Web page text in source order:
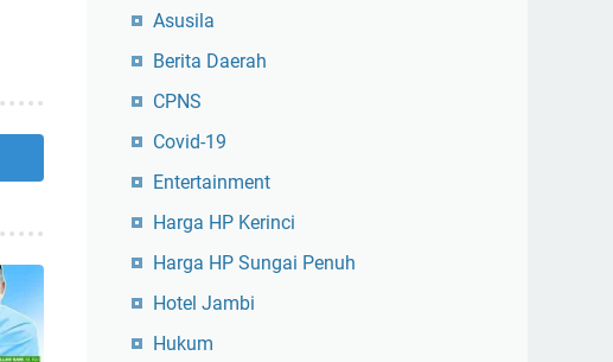
Asusila
Berita Daerah
CPNS
Covid-19
Entertainment
Harga HP Kerinci
Harga HP Sungai Penuh
Hotel Jambi
Hukum